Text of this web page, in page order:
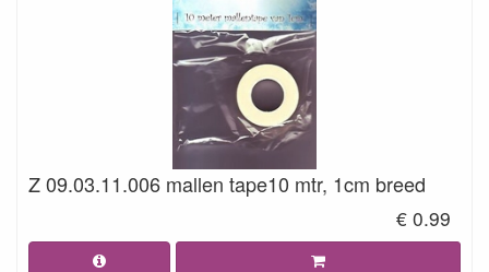
Z 09.03.11.006 mallen tape10 mtr, 1cm breed
€ 0.99